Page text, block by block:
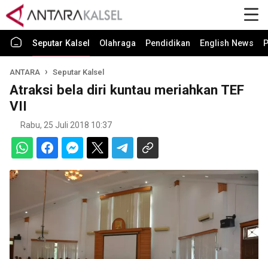
Seputar Kalsel Olahraga Pendidikan English News
ANTARA Seputar Kalsel
Atraksi bela diri kuntau meriahkan TEF
VII
Rabu, 25 Juli 2018 10:37